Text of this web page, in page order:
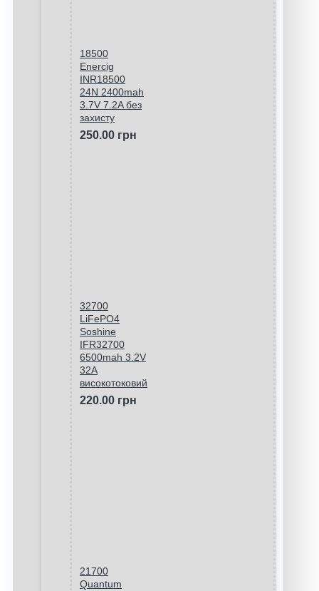
18500
Enercig
INR18500
24N 2400mah
3.7V 7.2A без
захисту
250.00 грн
32700
LiFePO4
Soshine
IFR32700
6500mah 3.2V
32A
високотоковий
220.00 грн
21700
Quantum